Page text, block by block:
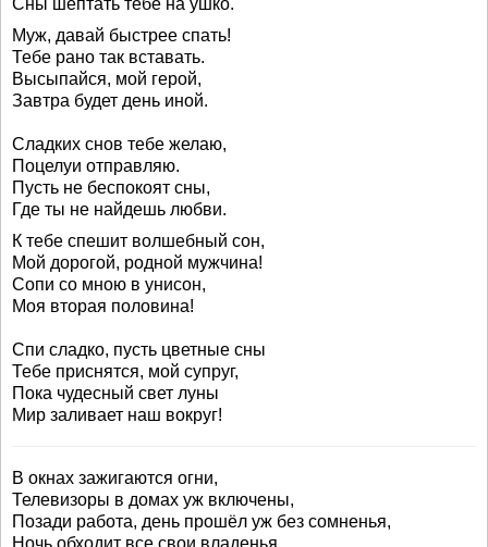
Сны шептать тебе на ушко.
Муж, давай быстрее спать!
Тебе рано так вставать.
Высыпайся, мой герой,
Завтра будет день иной.
Сладких снов тебе желаю,
Поцелуи отправляю.
Пусть не беспокоят сны,
Где ты не найдешь любви.
К тебе спешит волшебный сон,
Мой дорогой, родной мужчина!
Сопи со мною в унисон,
Моя вторая половина!
Спи сладко, пусть цветные сны
Тебе приснятся, мой супруг,
Пока чудесный свет луны
Мир заливает наш вокруг!
В окнах зажигаются огни,
Телевизоры в домах уж включены,
Позади работа, день прошёл уж без сомненья,
Ночь обходит все свои владенья.